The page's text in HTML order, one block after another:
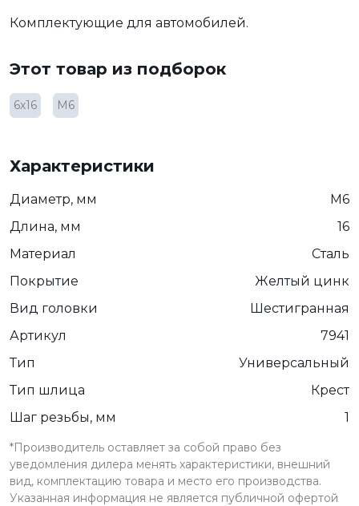
Комплектующие для автомобилей.
Этот товар из подборок
6х16 М6
Характеристики
Диаметр, мм
М6
Длина, мм
16
Материал
Сталь
Покрытие
Желтый цинк
Вид головки
Шестигранная
Артикул
7941
Тип
Универсальный
Тип шлица
Крест
Шаг резьбы, мм
1
*Производитель оставляет за собой право без
уведомления дилера менять характеристики, внешний
вид, комплектацию товара и место его производства.
Указанная информация не является публичной офертой